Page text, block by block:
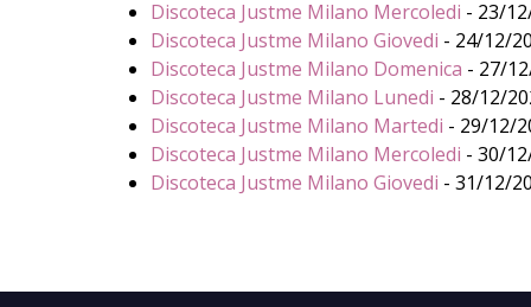
Discoteca Justme Milano Mercoledi - 23/
Discoteca Justme Milano Giovedi - 24/12/
Discoteca Justme Milano Domenica - 27/
Discoteca Justme Milano Lunedi - 28/12/
Discoteca Justme Milano Martedi - 29/12/
Discoteca Justme Milano Mercoledi - 30/
Discoteca Justme Milano Giovedi - 31/12/